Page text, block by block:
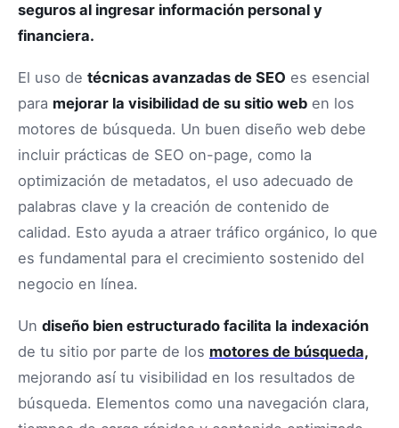
seguros al ingresar información personal y
financiera.
El uso de técnicas avanzadas de SEO es esencial
para mejorar la visibilidad de su sitio web en los
motores de búsqueda. Un buen diseño web debe
incluir prácticas de SEO on-page, como la
optimización de metadatos, el uso adecuado de
palabras clave y la creación de contenido de
calidad. Esto ayuda a atraer tráfico orgánico, lo que
es fundamental para el crecimiento sostenido del
negocio en línea.
Un diseño bien estructurado facilita la indexación
de tu sitio por parte de los motores de búsqueda,
mejorando así tu visibilidad en los resultados de
búsqueda. Elementos como una navegación clara,